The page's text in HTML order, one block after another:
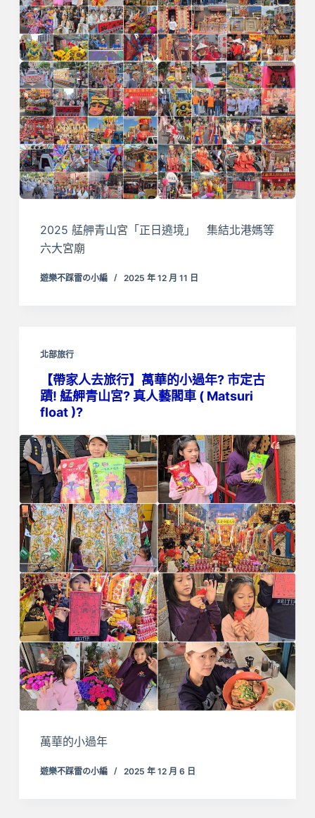
2025 艋舺青山宮「正日遶境」 集結北港媽等
六大宮廟
遊樂不踩雷の小編 2025 年 12 月 11 日
北部旅行
【帶家人去旅行】萬華的小過年? 市定古
蹟! 艋舺青山宮? 真人藝閣車 ( Matsuri
float )?
萬華的小過年
遊樂不踩雷の小編 2025 年 12 月 6 日